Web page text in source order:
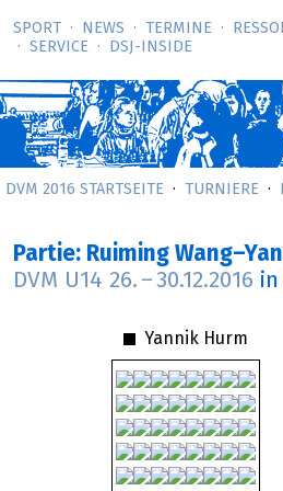
SPORT NEWS TERMINE
SERVICE
DSJ-­INSIDE
DVM 2016 STARTSEITE TURNIERE
Partie: Ruiming
DVM U14 26. – 30.12.2016 in
Yannik Hurm